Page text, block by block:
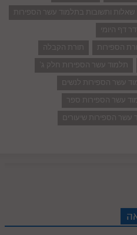
שאלות ותשובות בתלמוד עשר הספירות
דף היומי
הספירות
תורת הקבלה
תלמוד עשר הספירות חלק ג'
עשר הספירות לנשים
עשר הספירות ספר
עשר הספירות שיעורים